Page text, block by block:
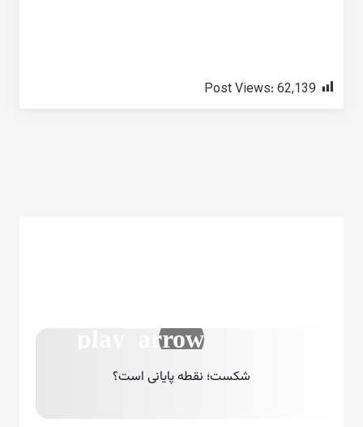
Post Views: 62,139
شکست؛ نقطه پایانی است؟